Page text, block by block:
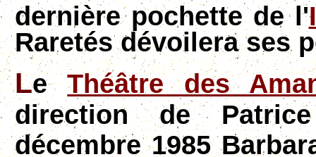
dernière pochette de l'
Raretés dévoilera ses
LeThéâtre des
direction de
décembre 1985